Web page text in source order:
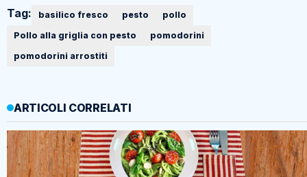
Tag: basilico fresco pesto
pollo
Pollo alla griglia con pesto
pomodorini
pomodorini arrostiti
ARTICOLI CORRELATI